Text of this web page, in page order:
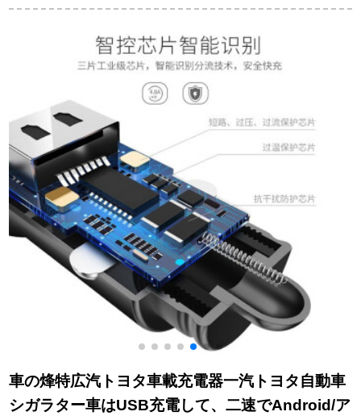
火プラグを多機能フ
話の充電ヘッドセッ
します。車の中で自
動車用品GQデジタル
モデル【空の青】は
携帯スタンドに送り
帯電話充電ダブル
ータクール雅黒ホン
ダアヴァンシア専用
車の烽特広汽トヨタ車載充電器一汽トヨタ自動車
シガラター車はUSB充電して、二速でAndroid/ア